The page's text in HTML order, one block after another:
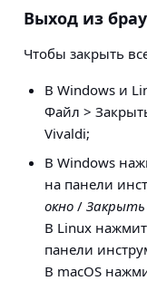
Выход из
Чтобы закрыть
В Windows и
Файл >
Vivaldi;
В Windows
на панели
окно/ Закрыть
В Linux
панели
В macOS